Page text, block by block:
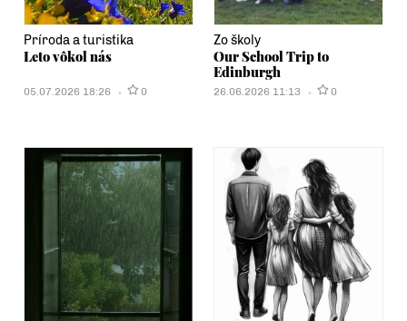
Príroda a turistika
Leto vôkol nás
05.07.2026 18:26 0
Zo školy
Our School Trip to
Edinburgh
26.06.2026 11:13 0